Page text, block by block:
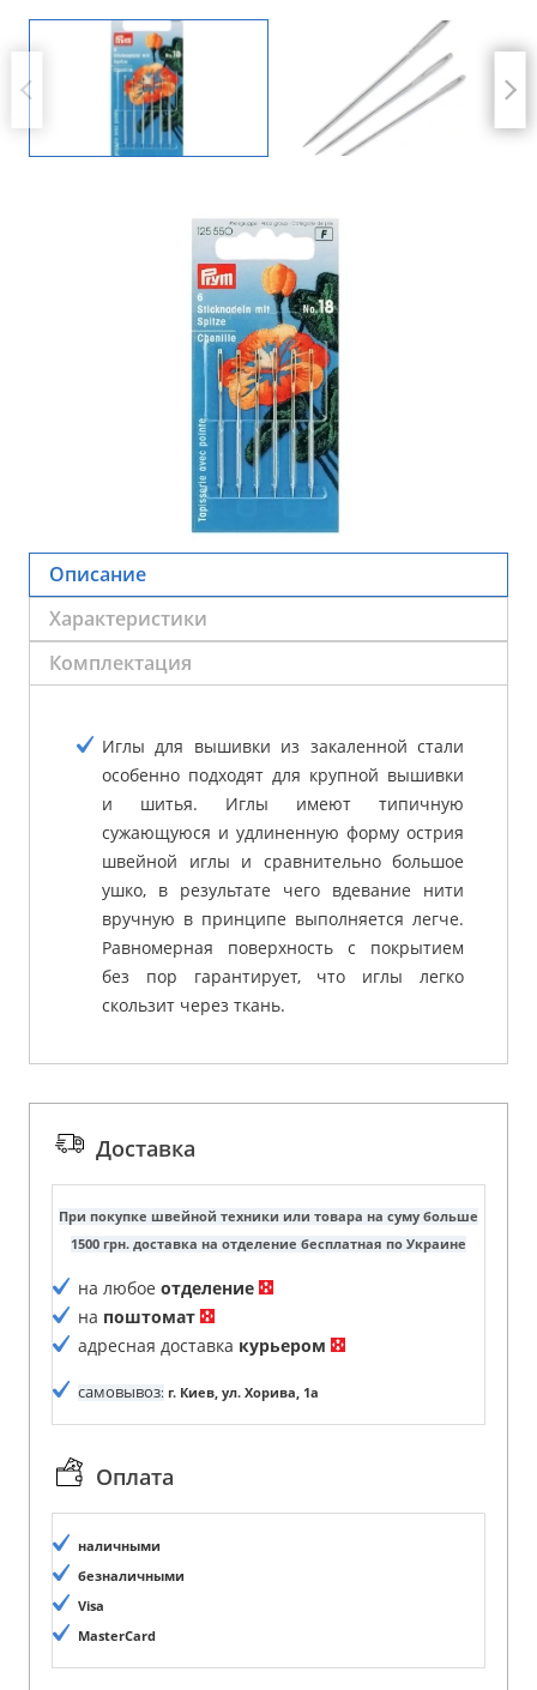
Описание
Характеристики
Комплектация
Иглы для вышивки из закаленной стали
особенно подходят для крупной вышивки
и шитья. Иглы имеют типичную
сужающуюся и удлиненную форму острия
швейной иглы и сравнительно большое
ушко, в результате чего вдевание нити
вручную в принципе выполняется легче.
Равномерная поверхность с покрытием
без пор гарантирует, что иглы легко
скользит через ткань.
Доставка
При покупке швейной техники или товара на суму больше
1500 грн. доставка на отделение бесплатная по Украине
на любое отделение
на поштомат
адресная доставка курьером
самовывоз: г. Киев, ул. Хорива, 1а
Оплата
наличными
безналичными
Visa
MasterCard